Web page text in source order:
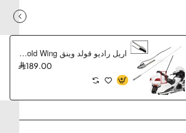
اريل راديو قولد وينق Honda Gold Wing
189.00